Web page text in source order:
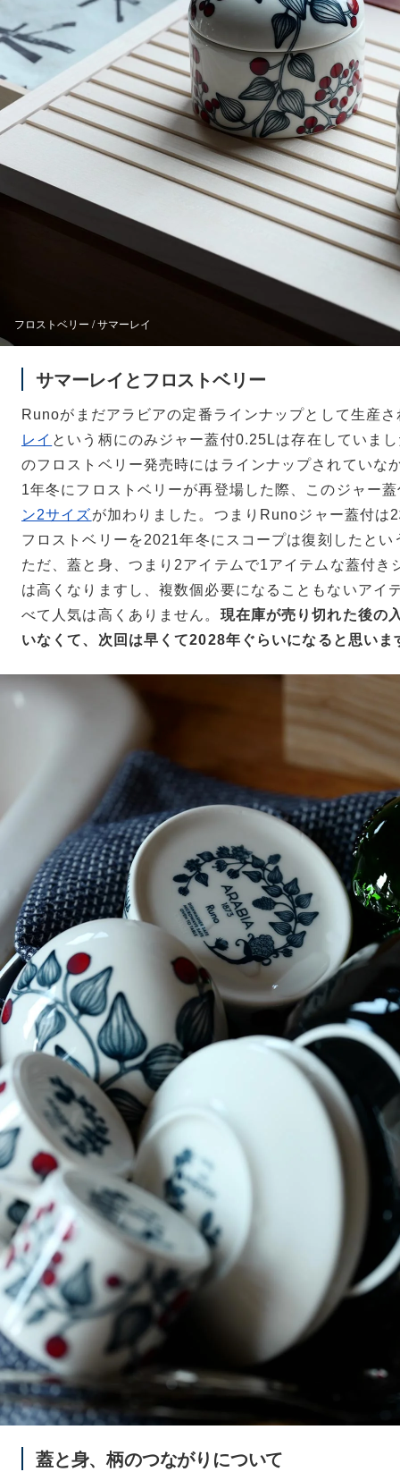
フロストベリー / サマーレイ
サマーレイとフロストベリー
Runoがまだアラビアの定番ラインナップとして生産
レイ という柄にのみジャー蓋付0.25Lは存在していま
のフロストベリー発売時にはラインナップされていな
1年冬にフロストベリーが再登場した際、このジャー
ン2サイズが加わりました。つまりRunoジャー蓋付は
フロストベリーを2021年冬にスコープは復刻したとい
ただ、蓋と身、つまり2アイテムで1アイテムな蓋付き
は高くなりますし、複数個必要になることもないアイ
べて人気は高くありません。 現在庫が売り切れた後の
いなくて、次回は早くて2028年ぐらいになると思いま
蓋と身、柄のつながりについて